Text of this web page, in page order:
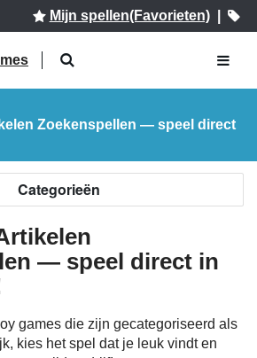
Mijn spellen(Favorieten)|
Zoekenspellen — speel direct
Categorieën
— speel direct in
games die zijn gecategoriseerd als
kies het spel dat je leuk vindt en